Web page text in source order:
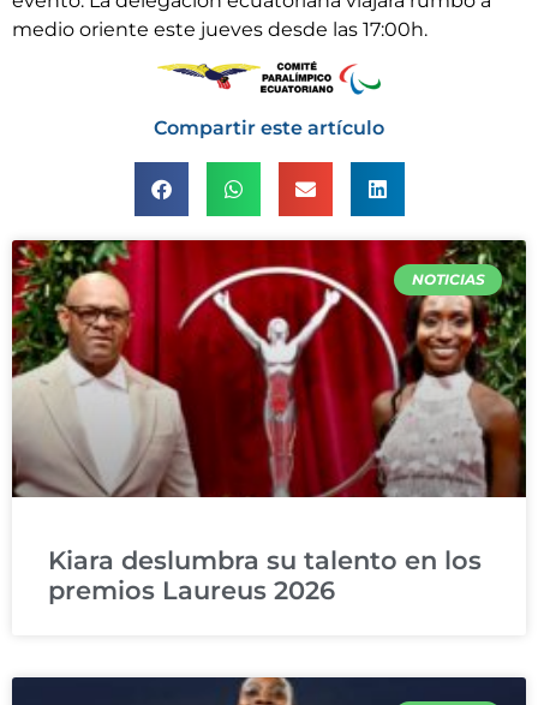
medio oriente este jueves desde las 17:00h.
Compartir este artículo
NOTICIAS
Kiara deslumbra su talento en los
premios Laureus 2026